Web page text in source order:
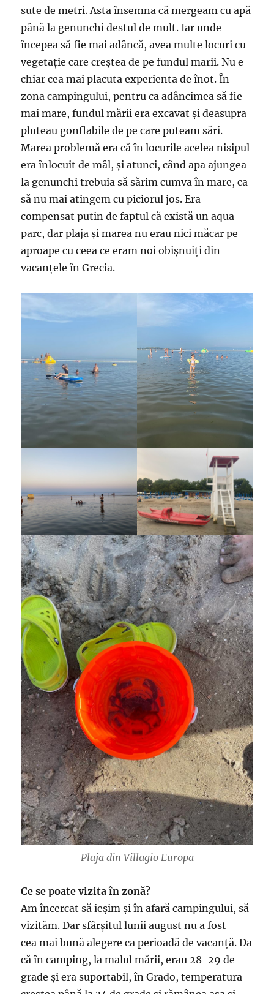
sute de metri. Asta însemna că mergeam cu apă
până la genunchi destul de mult. Iar unde
începea să fie mai adâncă, avea multe locuri cu
vegetație care creștea de pe fundul marii. Nu e
chiar cea mai placuta experienta de înot. În
zona campingului, pentru ca adâncimea să fie
mai mare, fundul mării era excavat și deasupra
pluteau gonflabile de pe care puteam sări.
Marea problemă era că în locurile acelea nisipul
era înlocuit de mâl, și atunci, când apa ajungea
la genunchi trebuia să sărim cumva în mare, ca
să nu mai atingem cu piciorul jos. Era
compensat putin de faptul că există un aqua
parc, dar plaja și marea nu erau nici măcar pe
aproape cu ceea ce eram noi obișnuiți din
vacanțele în Grecia.
Plaja din Villagio Europa
Ce se poate vizita în zonă?
Am încercat să ieșim și în afară campingului, să
vizităm. Dar sfârșitul lunii august nu a fost
cea mai bună alegere ca perioadă de vacanță. Da
că în camping, la malul mării, erau 28-29 de
grade și era suportabil, în Grado, temperatura